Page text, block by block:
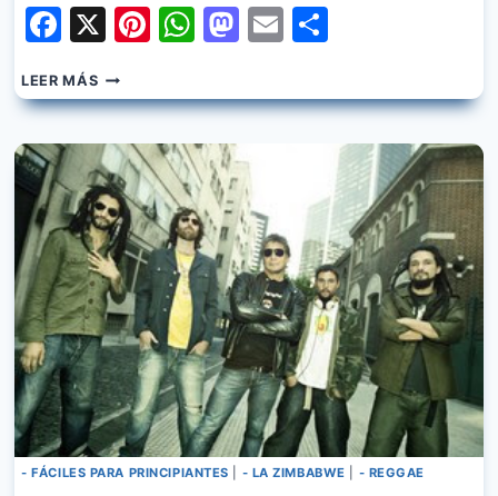
Facebook
X Pinterest
WhatsApp
Mastodon
Email
LEER MÁSLA
ZIMBABWE
–
DREAD
- FÁCILES PARA PRINCIPIANTES - LA ZIMBABWE - REGGAE